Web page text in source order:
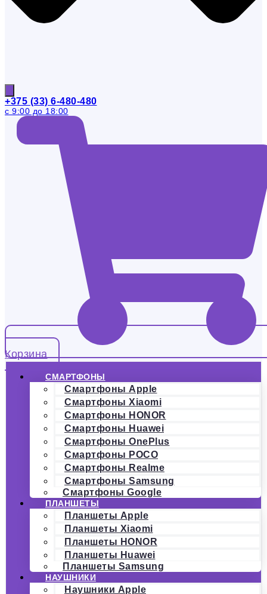
+375 (33) 6-480-480
с 9:00 до 18:00
Корзина
СМАРТФОНЫ
Смартфоны Apple
Смартфоны Xiaomi
Смартфоны HONOR
Смартфоны Huawei
Смартфоны OnePlus
Смартфоны POCO
Смартфоны Realme
Смартфоны Samsung
Смартфоны Google
ПЛАНШЕТЫ
Планшеты Apple
Планшеты Xiaomi
Планшеты HONOR
Планшеты Huawei
Планшеты Samsung
НАУШНИКИ
Наушники Apple